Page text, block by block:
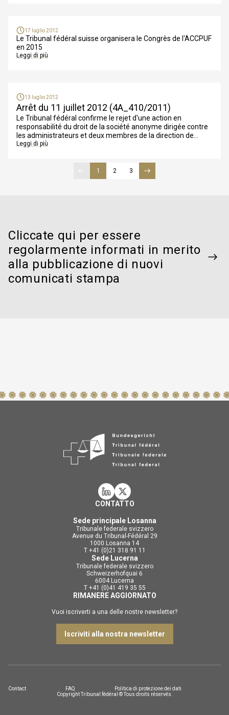
17 luglio 2012
Le Tribunal fédéral suisse organisera le Congrès de l'ACCPUF
en 2015
Leggi di più
13 luglio 2012
Arrêt du 11 juillet 2012 (4A_410/2011)
Le Tribunal fédéral confirme le rejet d'une action en
responsabilité du droit de la société anonyme dirigée contre
les administrateurs et deux membres de la direction de
SAirGroup
Leggi di più
Pagina precedente
Pagina
1Prima pagina
Pagina
2 Pagina
3Ultima pagina
Pagina successiva
Cliccate qui per essere
regolarmente informati in merito
alla pubblicazione di nuovi
comunicati stampa
CONTATTO
Sede principale Losanna
Tribunale federale svizzero
Avenue du Tribunal-Fédéral 29
1000 Losanna 14
T +41 (0)21 318 91 11
Sede Lucerna
Tribunale federale svizzero
Schweizerhofquai 6
6004 Lucerna
T +41 (0)41 419 35 55
RIMANERE AGGIORNATO
Vuoi iscriverti a una delle nostre newsletter?
Iscriviti alla nostra newsletter
Copyright Tribunal fédéral © Tous droits réservés.
Contact FAQ Politica di protezione dei dati